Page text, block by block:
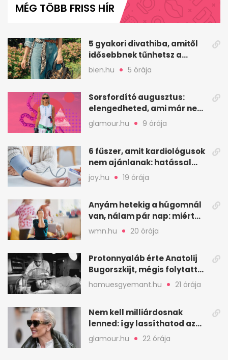
minutes,
MÉG TÖBB FRISS HÍR
5 gyakori divathiba, amitől
idősebbnek tűnhetsz a
korodnál
bien.hu 5 órája
Sorsfordító augusztus:
elengedheted, ami már nem
szolgál téged
glamour.hu 9 órája
6 fűszer, amit kardiológusok
nem ajánlanak: hatással
lehet a vérnyomásra
joy.hu 19 órája
Anyám hetekig a húgomnál
van, nálam pár nap: miért
fáj ennyire?
wmn.hu 20 órája
Protonnyaláb érte Anatolij
Bugorszkijt, mégis folytatta
a munkát
hamuesgyemant.hu 21 órája
Nem kell milliárdosnak
lenned: így lassíthatod az
öregedést a biológus szerint
glamour.hu 22 órája